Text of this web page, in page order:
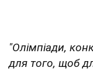
"Олімпіади,
для того, щоб